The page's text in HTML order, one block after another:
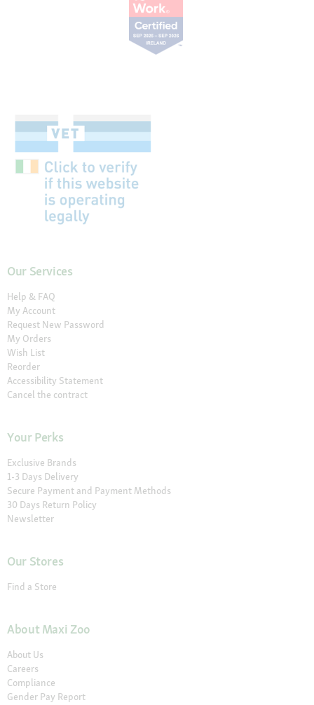
Our Services
Help & FAQ
My Account
Request New Password
My Orders
Wish List
Reorder
Accessibility Statement
Cancel the contract
Your Perks
Exclusive Brands
1-3 Days Delivery
Secure Payment and Payment Methods
30 Days Return Policy
Newsletter
Our Stores
Find a Store
About Maxi Zoo
About Us
Careers
Compliance
Gender Pay Report